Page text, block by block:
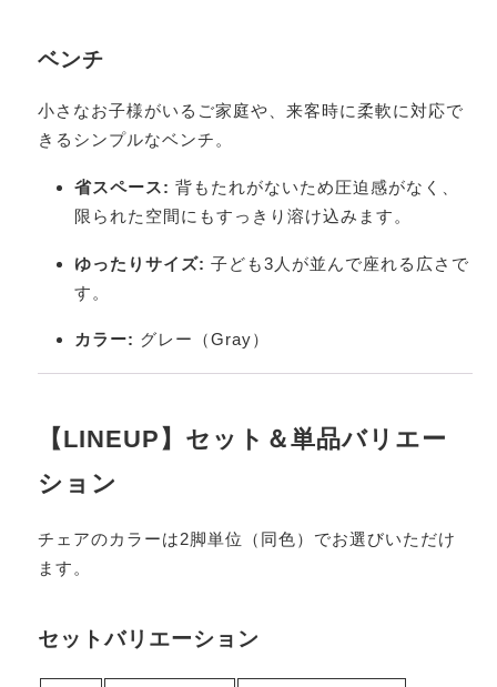
ベンチ
小さなお子様がいるご家庭や、来客時に柔軟に対応で
きるシンプルなベンチ。
省スペース: 背もたれがないため圧迫感がなく、
限られた空間にもすっきり溶け込みます。
ゆったりサイズ: 子ども3人が並んで座れる広さで
す。
カラー: グレー（Gray）
【LINEUP】セット＆単品バリエー
ション
チェアのカラーは2脚単位（同色）でお選びいただけ
ます。
セットバリエーション